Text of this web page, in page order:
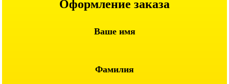
Оформление заказа
Ваше имя
Фамилия